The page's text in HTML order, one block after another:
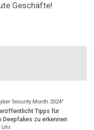
Geschäfte!
Security Month 2024"
Tipps für
Deepfakes zu erkennen
Uhr